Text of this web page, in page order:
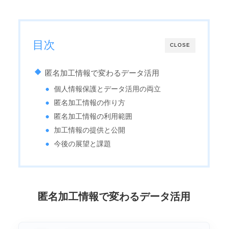
CLOSE
目次
匿名加工情報で変わるデータ活用
個人情報保護とデータ活用の両立
匿名加工情報の作り方
匿名加工情報の利用範囲
加工情報の提供と公開
今後の展望と課題
匿名加工情報で変わるデータ活用